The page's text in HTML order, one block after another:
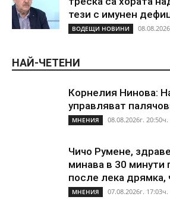
тези с имунен
ВОДЕЩИ НОВИНИ
НАЙ-ЧЕТЕНИ
Корнелия Нинова:
управляват
МНЕНИЯ 08.08.2026г. 20:50ч.
Чичо Румене,
минава в 30 минути
после лека дрямка,
МНЕНИЯ 07.08.2026г. 17:03ч.